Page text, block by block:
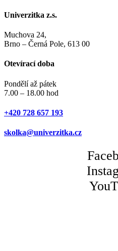
Univerzitka z.s.
Muchova 24,
Brno – Černá Pole, 613 00
Otevírací doba
Pondělí až pátek
7.00 – 18.00 hod
+420 728 657 193
skolka@univerzitka.cz